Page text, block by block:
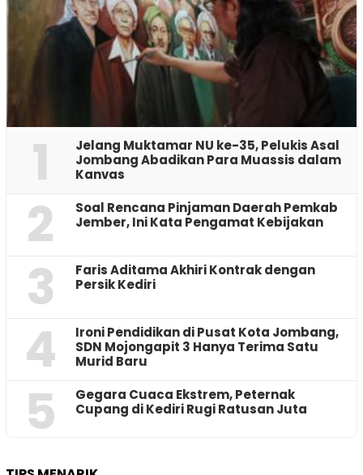
1
Jelang Muktamar NU ke-35, Pelukis Asal
Jombang Abadikan Para Muassis dalam
Kanvas
2
‎Soal Rencana Pinjaman Daerah Pemkab
Jember, Ini Kata Pengamat Kebijakan ‎
3
Faris Aditama Akhiri Kontrak dengan
Persik Kediri
4
Ironi Pendidikan di Pusat Kota Jombang,
SDN Mojongapit 3 Hanya Terima Satu
Murid Baru
5
‎Gegara Cuaca Ekstrem, Peternak
Cupang di Kediri Rugi Ratusan Juta